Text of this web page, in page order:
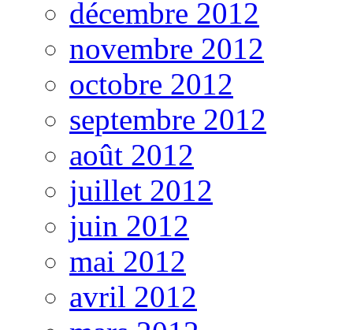
décembre 2012
novembre 2012
octobre 2012
septembre 2012
août 2012
juillet 2012
juin 2012
mai 2012
avril 2012